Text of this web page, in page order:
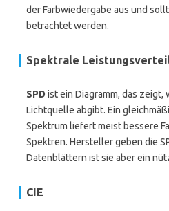
der Farbwiedergabe aus und
betrachtet werden.
Spektrale
SPD ist ein Diagramm, das
Lichtquelle abgibt. Ein
Spektrum liefert meist bessere
Spektren. Hersteller geben die
Datenblättern ist sie aber ein
CIE